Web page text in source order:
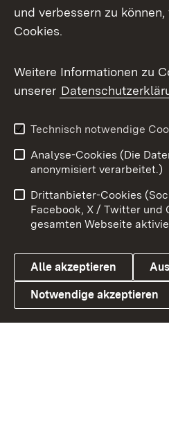
Mastodon
Messenger
Social Wall
X / Twitter
Youtube
Link zum Landesportal
Benutzungshinweise
Datenschutz
und verbessern zu
Cookies.
Weitere Informationen zu
unserer
Technisch notwendige
Analyse-Cookies (Die
anonymisiert verarbeitet.)
Drittanbieter-Cookies
Facebook, X / Twitter und
gesamten Webseite
Alle akzeptieren
Notwendige akzeptieren